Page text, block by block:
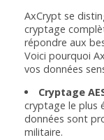
AxCrypt se
cryptage
répondre aux
Voici pourquoi
vos données
Cryptage
cryptage le plus
données sont
militaire.